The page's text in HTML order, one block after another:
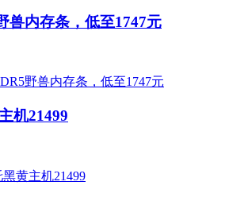
兽内存条，低至1747元
机21499